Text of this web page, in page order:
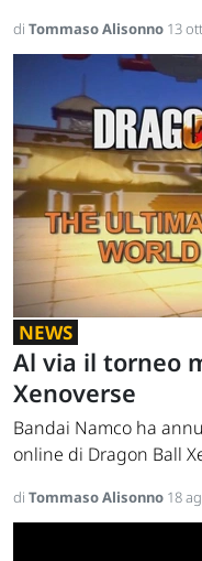
di Tommaso Alisonno 13
NEWS
Al via il torneo
Xenoverse
Bandai Namco ha
online di Dragon Ball
di Tommaso Alisonno 18